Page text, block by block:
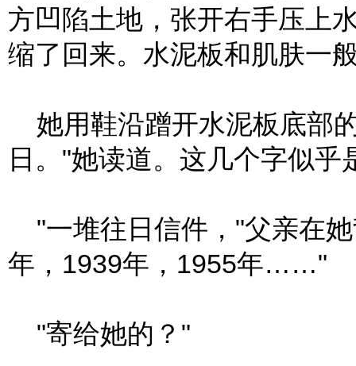
方凹陷土地，张开右手压
缩了回来。水泥板和肌肤一
她用鞋沿蹭开水泥板底部
日。"她读道。这几个字似
"一堆往日信件，"父亲在
年，1939年，1955年……"
"寄给她的？"